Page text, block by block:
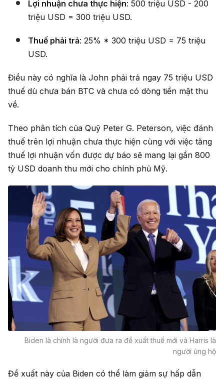
Lợi nhuận chưa thực hiện: 500 triệu USD - 200
triệu USD = 300 triệu USD.
Thuế phải trả: 25% * 300 triệu USD = 75 triệu
USD.
Điều này có nghĩa là John phải trả ngay 75 triệu USD
thuế dù chưa bán BTC và chưa có dòng tiền mặt thu
về.
Theo phân tích của Quỹ Peter G. Peterson, việc đánh
thuế trên lợi nhuận chưa thực hiện cùng với việc tăng
thuế lợi nhuận vốn được dự báo sẽ mang lại gần 800
tỷ USD doanh thu mới cho chính phủ Mỹ.
Biden là chính là người đưa ra đề xuất thuế mới và Harris là
người ủng hộ
Đề xuất này của Biden có thể làm giảm sự hấp dẫn